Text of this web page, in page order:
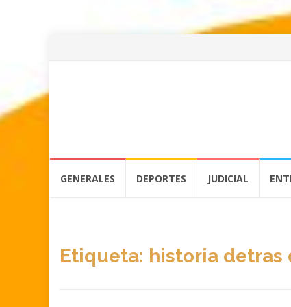
GENERALES DEPORTES JUDICIAL
Etiqueta: historia detras